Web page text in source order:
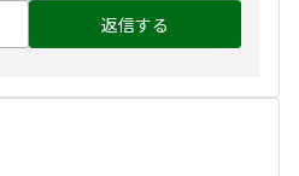
返信する